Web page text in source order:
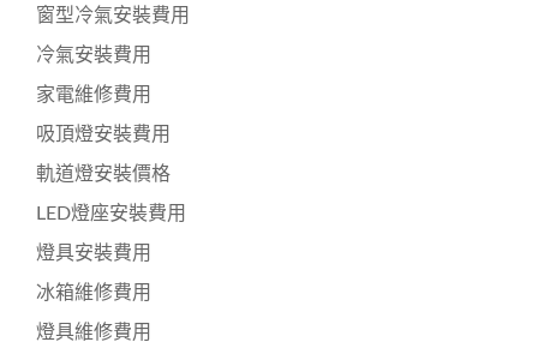
窗型冷氣安裝費用
冷氣安裝費用
家電維修費用
吸頂燈安裝費用
軌道燈安裝價格
LED燈座安裝費用
燈具安裝費用
冰箱維修費用
燈具維修費用